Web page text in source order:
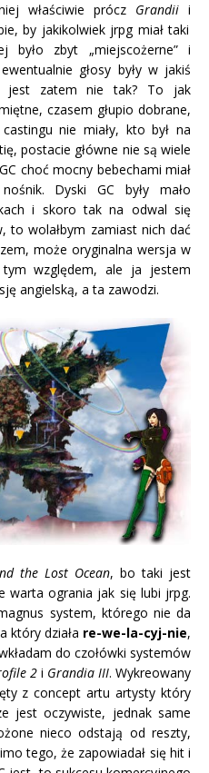
właściwie prócz Grandii i
by jakikolwiek jrpg miał taki
było zbyt „miejscożerne” i
głosy były w jakiś
jest zatem nie tak? To jak
czasem głupio dobrane,
nie miały, kto był na
postacie główne nie są wiele
choć mocny bebechami miał
Dyski GC były mało
i skoro tak na odwal się
to wolałbym zamiast nich dać
może oryginalna wersja w
względem, ale ja jestem
angielską, a ta zawodzi.
the Lost Ocean, bo taki jest
warta ogrania jak się lubi jrpg.
system, którego nie da
który działa re-we-la-cyj-nie,
do czołówki systemów
2 i Grandia III. Wykreowany
z concept artu artysty który
jest oczywiste, jednak same
nieco odstają od reszty,
tego, że zapowiadał się hit i